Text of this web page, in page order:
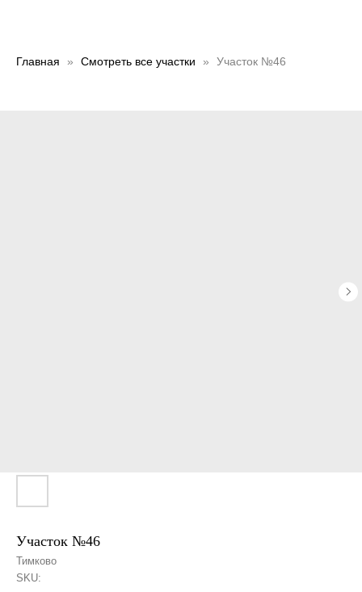
Главная Смотреть все участки Участок №46
Участок №46
Тимково
SKU: